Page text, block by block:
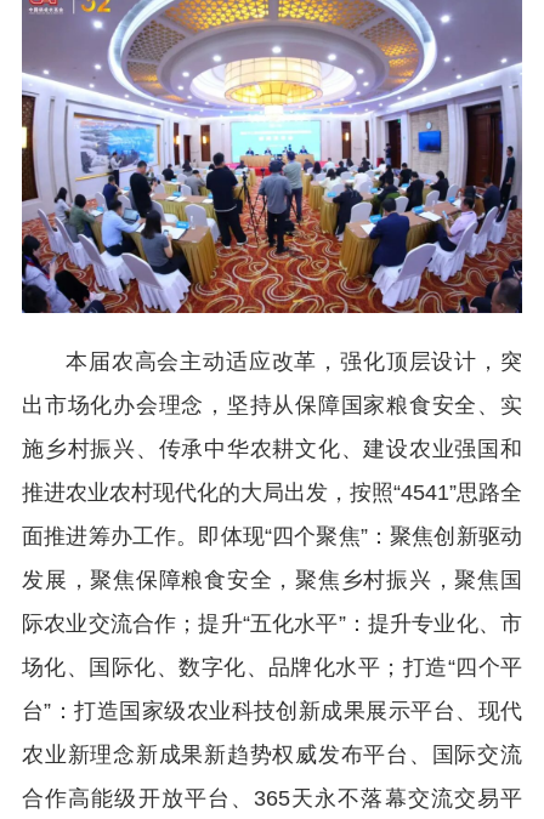
本届农高会主动适应改革，强化顶层设计，突
出市场化办会理念，坚持从保障国家粮食安全、实
施乡村振兴、传承中华农耕文化、建设农业强国和
推进农业农村现代化的大局出发，按照“4541”思路全
面推进筹办工作。即体现“四个聚焦”：聚焦创新驱动
发展，聚焦保障粮食安全，聚焦乡村振兴，聚焦国
际农业交流合作；提升“五化水平”：提升专业化、市
场化、国际化、数字化、品牌化水平；打造“四个平
台”：打造国家级农业科技创新成果展示平台、现代
农业新理念新成果新趋势权威发布平台、国际交流
合作高能级开放平台、365天永不落幕交流交易平